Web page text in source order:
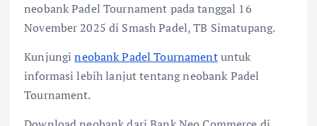
neobank Padel Tournament pada tanggal 16
November 2025 di Smash Padel, TB Simatupang.
Kunjungineobank Padel Tournamentuntuk
informasi lebih lanjut tentang neobank Padel
Tournament.